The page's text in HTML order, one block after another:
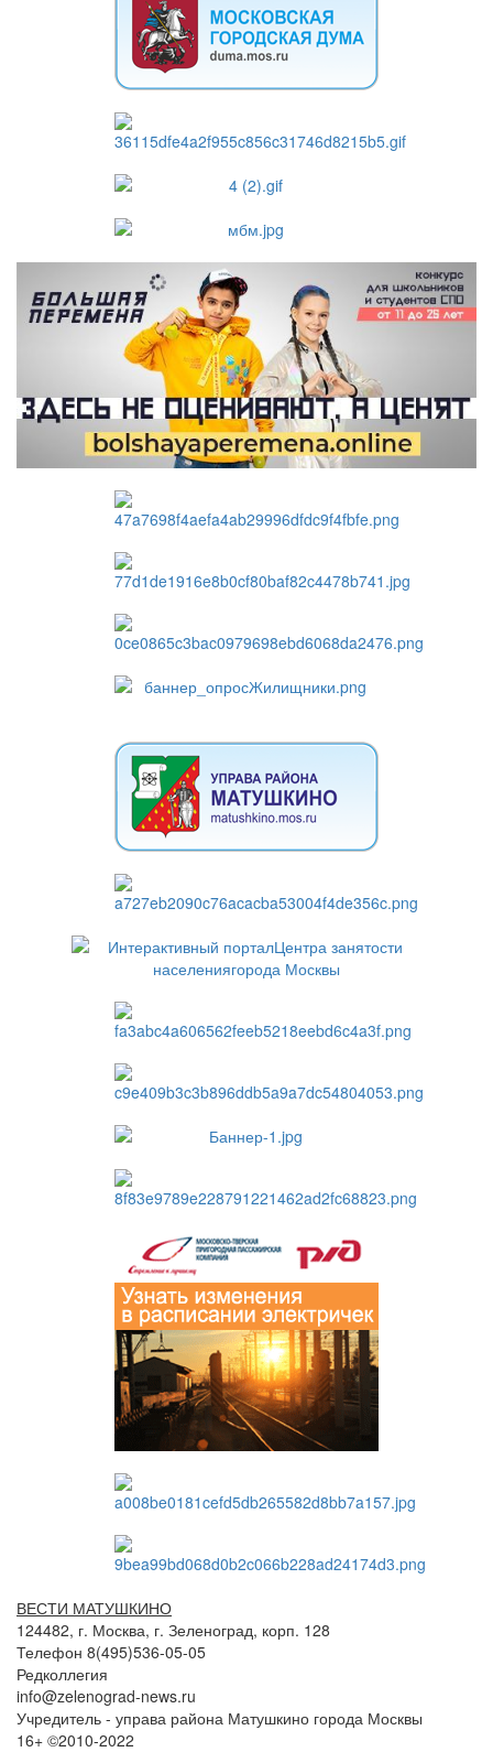
ВЕСТИ МАТУШКИНО
124482, г. Москва, г. Зеленоград, корп. 128
Телефон 8(495)536-05-05
Редколлегия
info@zelenograd-news.ru
Учредитель - управа района Матушкино города Москвы
16+ ©2010-2022